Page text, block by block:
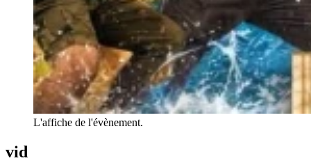
L'affiche de l'évènement.
vid